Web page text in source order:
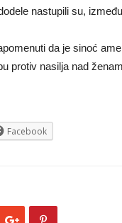
nastupili su,
da je sinoć
protiv nasilja nad
Facebook